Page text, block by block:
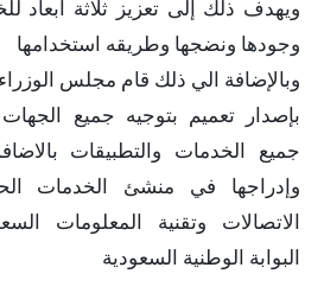
ويهدف ذلك إلى تعزيز ثلاثة أبعاد
وجودها ونضجها وطريقه استخدامها
وبالإضافة الي ذلك قام مجلس الوزراء بتاريخ 05/
بإصدار تعميم بتوجيه جميع
جميع الخدمات والتطبيقات
وإدراجها في منشئ الخدمات
الاتصالات وتقنية المعلومات
البوابة الوطنية السعودية